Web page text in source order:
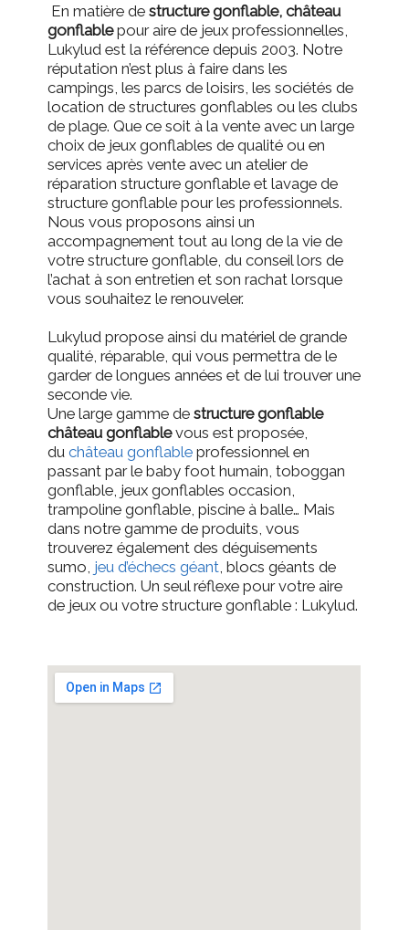
En matière destructure gonflable, château
gonflablepour aire de jeux professionnelles,
Lukylud est la référence depuis 2003. Notre
réputation n’est plus à faire dans les
campings, les parcs de loisirs, les sociétés de
location de structures gonflables ou les clubs
de plage.Que ce soit à la vente avec un large
choix de jeux gonflables de qualité ou en
services après vente avec un atelier de
réparation structure gonflable et lavage de
structure gonflable pour les professionnels.
Nous vous proposons ainsi un
accompagnement tout au long de la vie de
votre structure gonflable, du conseil lors de
l’achat à son entretien et son rachat lorsque
vous souhaitez le renouveler.
Lukylud propose ainsi du matériel de grande
qualité, réparable, qui vous permettra de le
garder de longues années et de lui trouver une
seconde vie.
Une large gamme destructure gonflable
château gonflablevous est proposée,
duchâteau gonflable professionnel en
passant par lebaby foot humain , toboggan
gonflable, jeux gonflables occasion,
trampoline gonflable, piscine à balle… Mais
dans notre gamme de produits, vous
trouverez également des déguisements
sumo, jeu d’échecs géant , blocs géants de
construction. Un seul réflexe pour votre aire
de jeux ou votre structure gonflable : Lukylud.